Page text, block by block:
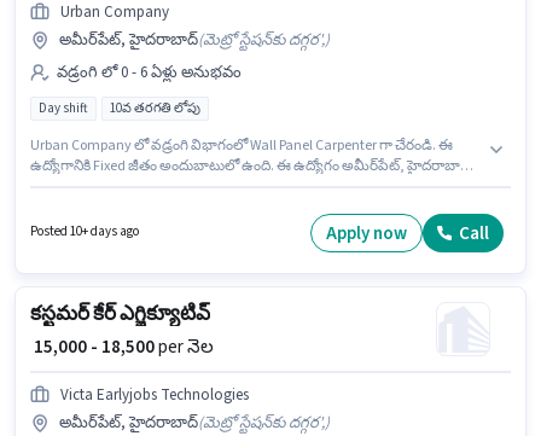
Urban Company
అమీర్‌పేట్, హైదరాబాద్(మెట్రో స్టేషన్‌కు దగ్గర',)
వడ్రంగి లో 0 - 6 ఏళ్లు అనుభవం
Day shift 10వ తరగతి లోపు
Urban Company లో వడ్రంగి విభాగంలో Wall Panel Carpenter గా చేరండి. ఈ
ఉద్యోగానికి Fixed జీతం అందుబాటులో ఉంది. ఈ ఉద్యోగం అమీర్‌పేట్, హైదరాబాద్
ఉన్నాయి. ఈ ఉద్యోగం 0 - 6 ఏళ్లు సంవత్సరాల అనుభవం ఉన్న వారికి కోసం
అనుకూలంగా ఉంటుంది. మీరు నెలకు ₹60000 వరకు సంపాదించవచ్చు.
Posted 10+ days ago Apply now Call
కస్టమర్ కేర్ ఎగ్జిక్యూటివ్
₹ 15,000 - 18,500per నెల
Victa Earlyjobs Technologies
అమీర్‌పేట్, హైదరాబాద్(మెట్రో స్టేషన్‌కు దగ్గర',)